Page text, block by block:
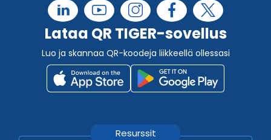
Lataa QR TIGER-sovellus
Luo ja skannaa QR-koodeja liikkeellä ollessasi
Resurssit